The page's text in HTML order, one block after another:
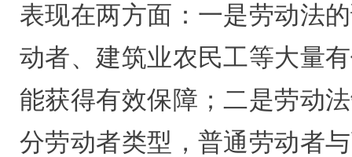
表现在两方面：一是劳动法
动者、建筑业农民工等大量
能获得有效保障；二是劳动
分劳动者类型，普通劳动者